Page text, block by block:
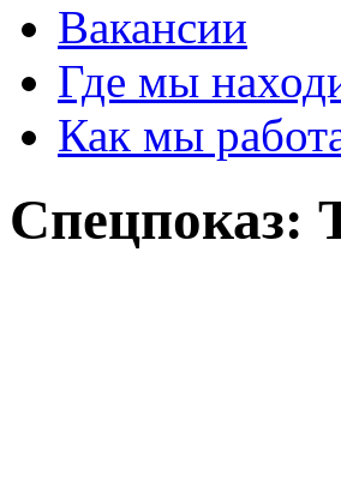
Вакансии
Где мы
Как мы
Спецпоказ: